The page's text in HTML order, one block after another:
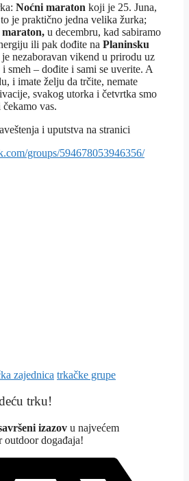
Noćni maraton koji je 25. Juna,
je praktično jedna velika žurka;
u decembru, kad sabiramo
ili pak dođite na Planinsku
nezaboravan vikend u prirodu uz
smeh – dođite i sami se uverite. A
i imate želju da trčite, nemate
svakog utorka i četvrtka smo
vas.
i uputstva na stranici
groups/594678053946356/
zajednica trkačke grupe
trku!
izazov u najvećem
outdoor događaja!